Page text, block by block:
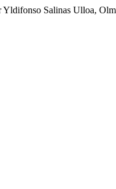
Salinas Ulloa,